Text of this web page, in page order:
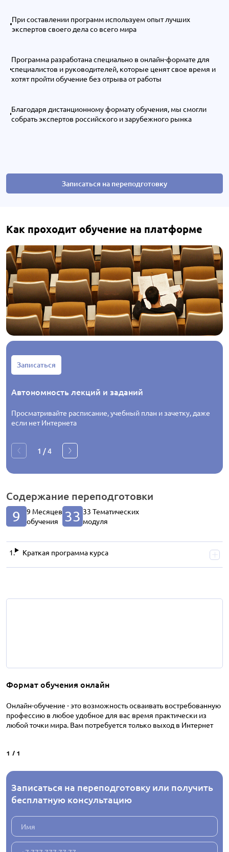
При составлении программ используем опыт лучших
экспертов своего дела со всего мира
Программа разработана специально в онлайн-формате для
специалистов и руководителей, которые ценят свое время и
хотят пройти обучение без отрыва от работы
Благодаря дистанционному формату обучения, мы смогли
собрать экспертов российского и зарубежного рынка
Записаться на переподготовку
Как проходит обучение на платформе
Записаться
Автономность лекций и заданий
Просматривайте расписание, учебный план и зачетку, даже
если нет Интернета
1 /4
Содержание переподготовки
9
9 Месяцев
обучения
33 33 Тематических
модуля
Краткая программа курса
Формат обучения онлайн
Онлайн-обучение - это возможность осваивать востребованную
профессию в любое удобное для вас время практически из
любой точки мира. Вам потребуется только выход в Интернет
1 / 1
Записаться на переподготовку или получить
бесплатную консультацию